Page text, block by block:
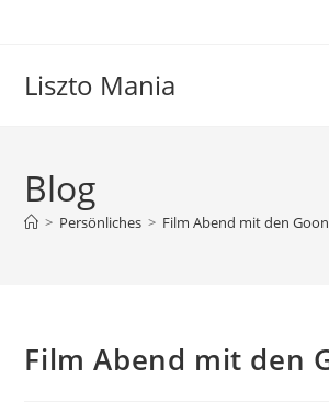
Liszto Mania
Blog
> Persönliches > Film Abend mit den
Film Abend mit den